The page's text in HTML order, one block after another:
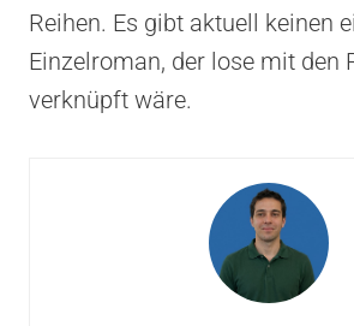
Reihen. Es gibt aktuell keinen
Einzelroman, der lose mit den
verknüpft wäre.